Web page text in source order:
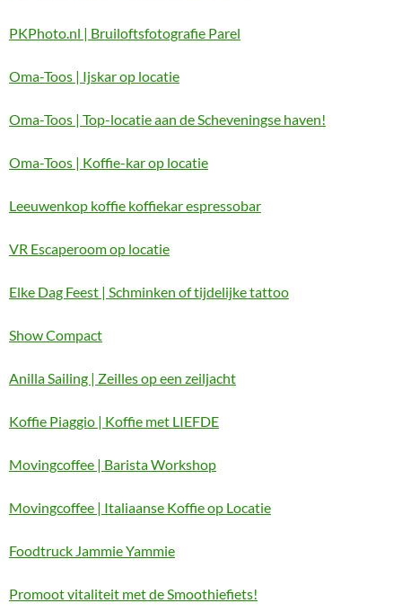
PKPhoto.nl | Bruiloftsfotografie Parel
Oma-Toos | Ijskar op locatie
Oma-Toos | Top-locatie aan de Scheveningse haven!
Oma-Toos | Koffie-kar op locatie
Leeuwenkop koffie koffiekar espressobar
VR Escaperoom op locatie
Elke Dag Feest | Schminken of tijdelijke tattoo
Show Compact
Anilla Sailing | Zeilles op een zeiljacht
Koffie Piaggio | Koffie met LIEFDE
Movingcoffee | Barista Workshop
Movingcoffee | Italiaanse Koffie op Locatie
Foodtruck Jammie Yammie
Promoot vitaliteit met de Smoothiefiets!